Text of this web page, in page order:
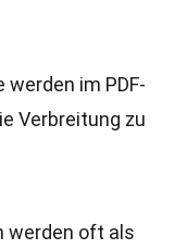
im PDF-
Verbreitung zu
werden oft als